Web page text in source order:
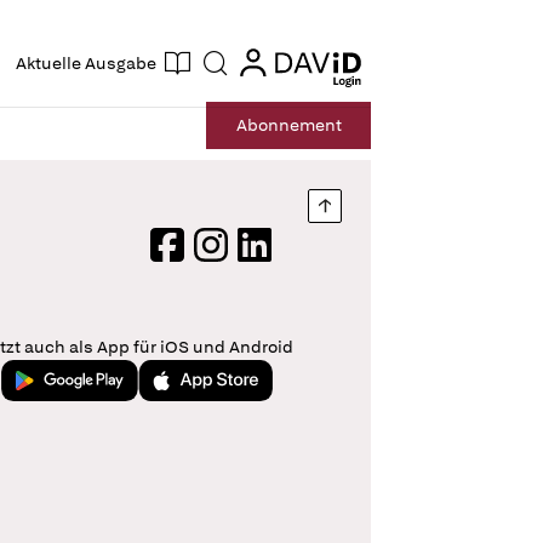
Aktuelle Ausgabe Suche login
login
Abonnement
Nach oben springen
FacebookInstagram
LinkedIn
auch als App für iOS und Android
Jetzt bei Google PlayLaden im App Store